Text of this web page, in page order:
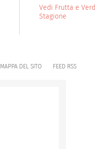
Vedi Frutta e
Stagione
MAPPA DEL SITO FEED RSS